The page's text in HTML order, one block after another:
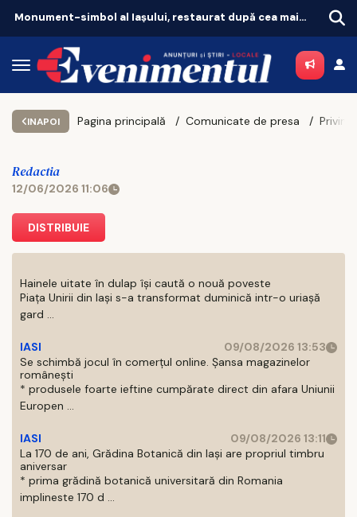
Monument-simbol al Iaşului, restaurat după cea mai amplă intervenţie
INAPOI Pagina principală Comunicate de presa
Redactia
12/06/2026 11:06
DISTRIBUIE
Hainele uitate în dulap îşi caută o nouă poveste
Piaţa Unirii din Iaşi s-a transformat duminică intr-o uriaşă
gard ...
IASI
09/08/2026 13:53
Se schimbă jocul în comerțul online. Șansa magazinelor
românești
* produsele foarte ieftine cumpărate direct din afara Uniunii
Europen ...
IASI
09/08/2026 13:11
La 170 de ani, Grădina Botanică din Iași are propriul timbru
aniversar
* prima grădină botanică universitară din Romania
implineste 170 d ...